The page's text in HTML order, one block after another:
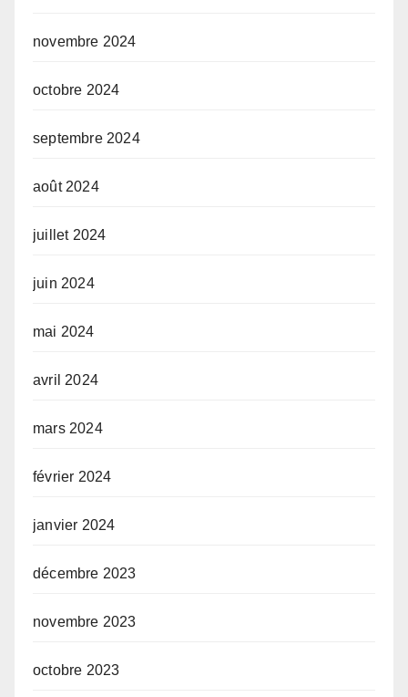
novembre 2024
octobre 2024
septembre 2024
août 2024
juillet 2024
juin 2024
mai 2024
avril 2024
mars 2024
février 2024
janvier 2024
décembre 2023
novembre 2023
octobre 2023